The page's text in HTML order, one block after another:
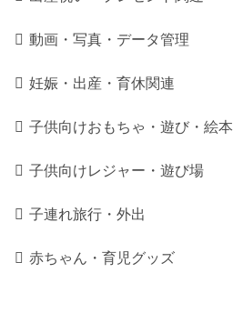
動画・写真・データ管理
妊娠・出産・育休関連
子供向けおもちゃ・遊び・絵本
子供向けレジャー・遊び場
子連れ旅行・外出
赤ちゃん・育児グッズ